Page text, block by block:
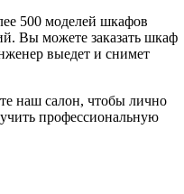
500 моделей шкафов
Вы можете заказать шкаф
выедет и снимет
наш салон, чтобы лично
профессиональную